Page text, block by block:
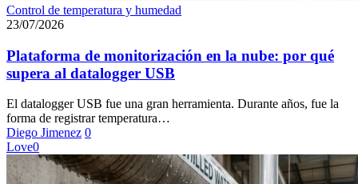
Plataforma
de
en
la
nube:
qué
supera
al
datalogger
USB
Control de temperatura y humedad
23/07/2026
Plataforma de monitorización en la nube: por qué
supera al datalogger USB
El datalogger USB fue una gran herramienta. Durante años, fue la
forma de registrar temperatura…
Diego Jimenez 0
Love0